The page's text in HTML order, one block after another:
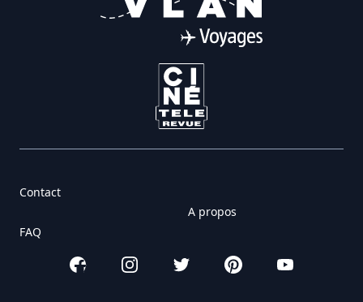
Contact
FAQ
A propos
FacebookInstagramTwitter PinterestYouTube